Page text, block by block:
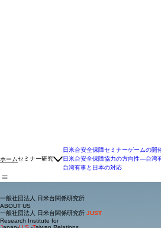
ホームセミナー研究
日米台安全保障セミナーゲームの開催